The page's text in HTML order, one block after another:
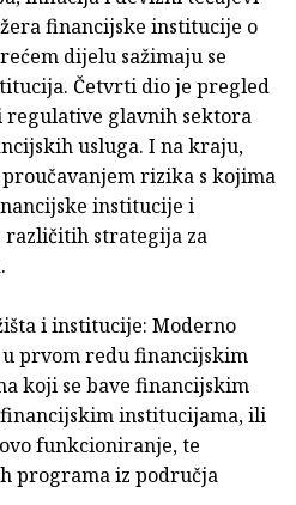
financijske institucije o
dijelu sažimaju se
Četvrti dio je pregled
glavnih sektora
usluga. I na kraju,
rizika s kojima
institucije i
strategija za
i institucije: Moderno
prvom redu financijskim
koji se bave financijskim
institucijama, ili
funkcioniranje, te
programa iz područja